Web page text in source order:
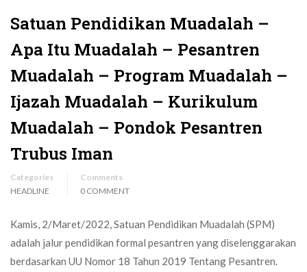
Satuan Pendidikan Muadalah –
Apa Itu Muadalah – Pesantren
Muadalah – Program Muadalah –
Ijazah Muadalah – Kurikulum
Muadalah – Pondok Pesantren
Trubus Iman
Categories
HEADLINE
Comments
0 COMMENT
Kamis, 2/Maret/2022, Satuan Pendidikan Muadalah (SPM)
adalah jalur pendidikan formal pesantren yang diselenggarakan
berdasarkan UU Nomor 18 Tahun 2019 Tentang Pesantren.